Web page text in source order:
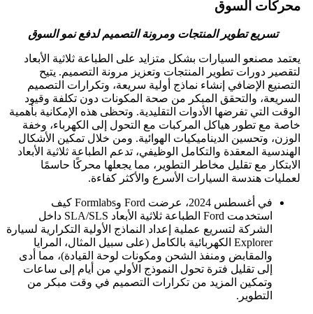
محركات السوق
تسريع تطوير المنتجات ومرونة التصميم لدفع نمو السوق
يعتمد مصنعو السيارات بشكل متزايد على الطباعة ثلاثية الأبعاد
لتقصير دورات تطوير المنتجات وتعزيز مرونة التصميم. يتيح
التصنيع الإضافي إنشاء نماذج أولية سريعة، وتكرارات التصميم
السريعة، والتحقق المبكر من صحة المكونات دون تكلفة وقيود
الوقت التي تفرضها الأدوات التقليدية. وتحظى هذه الإمكانية بأهمية
خاصة مع تطور هياكل المركبات مع التحول إلى الكهرباء، وخفة
الوزن، وتحسين الديناميكيات الهوائية. ومن خلال تمكين الأشكال
الهندسية المعقدة والتكامل الوظيفي، تدعم الطباعة ثلاثية الأبعاد
الابتكار مع تقليل مخاطر التطوير، مما يجعلها محركًا حاسمًا
لعمليات هندسة السيارات الأسرع والأكثر كفاءة.
في أغسطس 2024، عرضت Ford وFormlabs كيف
استخدمت Ford الطباعة ثلاثية الأبعاد SLA/SLS داخل
الشركة لتسريع عملية إعداد النماذج الأولية التكرارية لسيارة
Explorer الكهربائية بالكامل (على سبيل المثال، المرايا
والمقابض ومنفذ الشحن ومكونات لوحة القيادة)، مما أدى
إلى تقليل فترة تحول النموذج الأولي من أيام إلى ساعات
وتمكين المزيد من تكرارات التصميم في وقت مبكر من
التطوير.